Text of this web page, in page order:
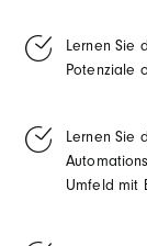
Lernen Sie
Potenziale
Lernen Sie
Umfeld mit